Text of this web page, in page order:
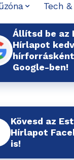
Tech
Állítsd be az
Hírlapot
Google-ben!
Kövesd az
Hírlapot
is!